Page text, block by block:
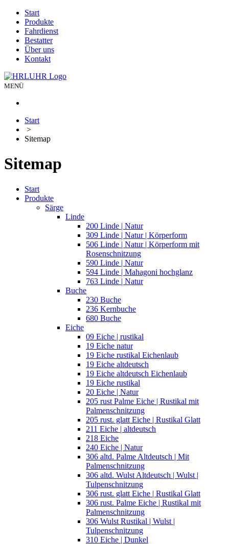
Start
Produkte
Fahrdienst
Bestatter
Über uns
Kontakt
MENÜ
Start
>
Sitemap
Sitemap
Start
Produkte
Särge
Linde
200 Linde | Natur
309 Linde | Natur | Körperform
506 Linde | Natur | Körperform mit
Rosenschnitzung
590 Linde | Natur
594 Linde | Mahagoni hochglanz
763 Linde | Natur
Buche
230 Buche
236 Kernbuche
680 Buche
Eiche
09 Eiche | rustikal
19 Eiche natur
19 Eiche rustikal Eichenlaub
19 Eiche altdeutsch
19 Eiche altdeutsch Eichenlaub
19 Eiche rustikal
20 Eiche | Natur
205 rust Palme Eiche | Rustikal mit
Palmenschnitzung
205 rust. glatt Eiche | Rustikal Glatt
211 Eiche | altdeutsch
218 Eiche
240 Eiche | Natur
306 altd. Palme Altdeutsch | Mit
Palmenschnitzung
306 altd. Wulst Altdeutsch | Wulst |
Tulpenschnitzung
306 rust. glatt Eiche | Rustikal Glatt
306 rust. Palme Eiche | Rustikal mit
Palmenschnitzung
306 Wulst Rustikal | Wulst |
Tulpenschnitzung
310 Eiche | Dunkel